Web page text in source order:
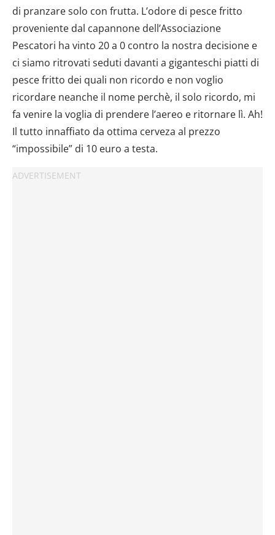
di pranzare solo con frutta. L’odore di pesce fritto
proveniente dal capannone dell’Associazione
Pescatori ha vinto 20 a 0 contro la nostra decisione e
ci siamo ritrovati seduti davanti a giganteschi piatti di
pesce fritto dei quali non ricordo e non voglio
ricordare neanche il nome perchè, il solo ricordo, mi
fa venire la voglia di prendere l’aereo e ritornare lì. Ah!
Il tutto innaffiato da ottima cerveza al prezzo
“impossibile” di 10 euro a testa.